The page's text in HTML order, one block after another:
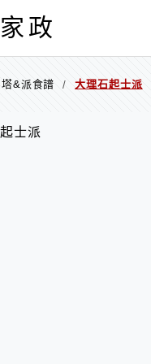
政
塔&派食譜 / 大理石起士派
士派